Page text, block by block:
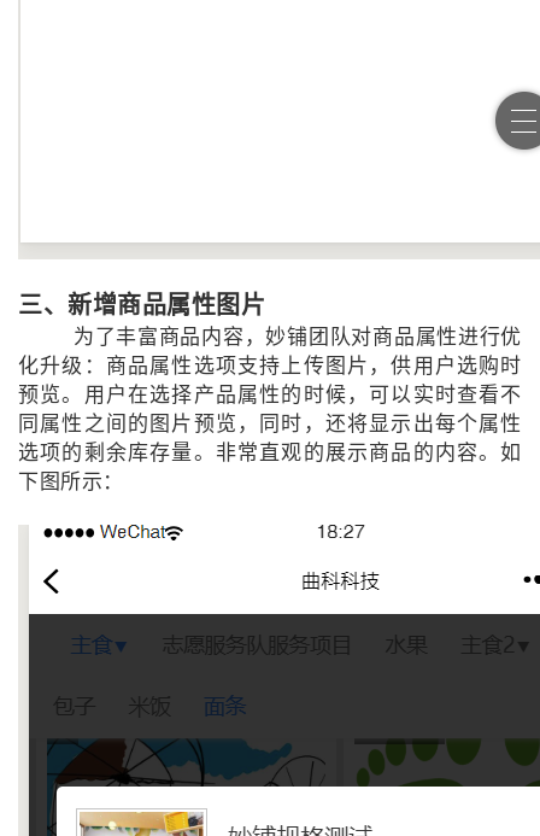
三、新增商品属性图片
为了丰富商品内容，妙铺团队对商品属性进行优
化升级：商品属性选项支持上传图片，供用户选购时
预览。用户在选择产品属性的时候，可以实时查看不
同属性之间的图片预览，同时，还将显示出每个属性
选项的剩余库存量。非常直观的展示商品的内容。如
下图所示：